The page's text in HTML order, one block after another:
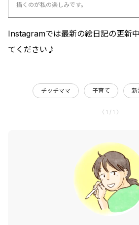
描くのが私の楽しみです。
Instagramでは最新の絵日記の更新
てください♪
チッチママ 子育て 新
〈 1 / 1 〉